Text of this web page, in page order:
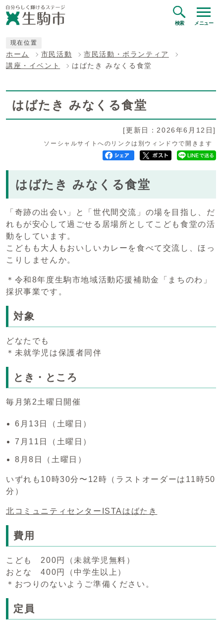
検索 メニュー
現在位置
ホーム 市民活動
市民活動・ボランティア
講座・イベント
はばたき みなくる食堂
はばたき みなくる食堂
[更新日：2026年6月12日]
ソーシャルサイトへのリンクは別ウィンドウで開きます
はばたき みなくる食堂
「奇跡の出会い」と「世代間交流」の場を目指し、だ
れもが安心して過ごせる居場所としてこども食堂の活
動をしています。
こどもも大人もおいしいカレーを食べて交流し、ほっ
こりしませんか。
＊令和8年度生駒市地域活動応援補助金「まちのわ」
採択事業です。
対象
どなたでも
＊未就学児は保護者同伴
とき・ところ
毎月第2土曜日開催
6月13日（土曜日）
7月11日（土曜日）
8月8日（土曜日）
いずれも10時30分〜12時（ラストオーダーは11時50
分）
北コミュニティセンターISTAはばたき
費用
こども 200円（未就学児無料）
おとな 400円（中学生以上）
＊おつりのないようご準備ください。
定員